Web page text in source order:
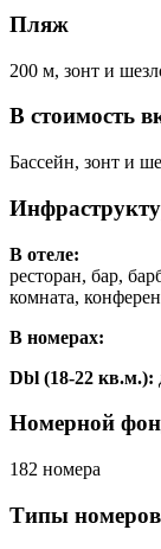
Пляж
200 м, зонт и
В стоимость
Бассейн, зонт и
В отеле:
ресторан, бар,
комната,
В номерах:
Dbl (18-22 кв.м.):
Номерной
182 номера
Типы номеров